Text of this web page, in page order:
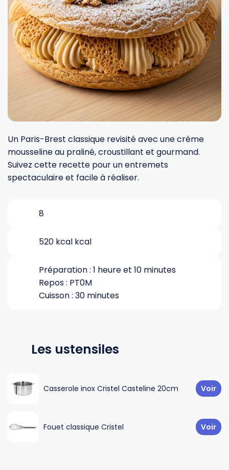
Fourches et fourchettes
Écumoires
Baguettes
Pilons
Presse-agrumes
Pinceaux
Couteaux à fromage
Couteaux à huîtres
Couteaux à pain
Couteaux filet de sole
Couteaux tranchelard
Éplucheurs et zesteurs
Aiguiseurs
Plats et plaques
Moules
Cercles à tarte
Couvercles
Manches et poignées
Nogent
Opinel
De Buyer
Cristel
Tefal
SIF Unis
Un Paris-Brest classique revisité avec une crème
mousseline au praliné, croustillant et gourmand.
Suivez cette recette pour un entremets
spectaculaire et facile à réaliser.
8
520 kcal kcal
Préparation : 1 heure et 10 minutes
Repos : PT0M
Cuisson : 30 minutes
Les ustensiles
Casserole inox Cristel Casteline 20cm Voir
Fouet classique Cristel Voir